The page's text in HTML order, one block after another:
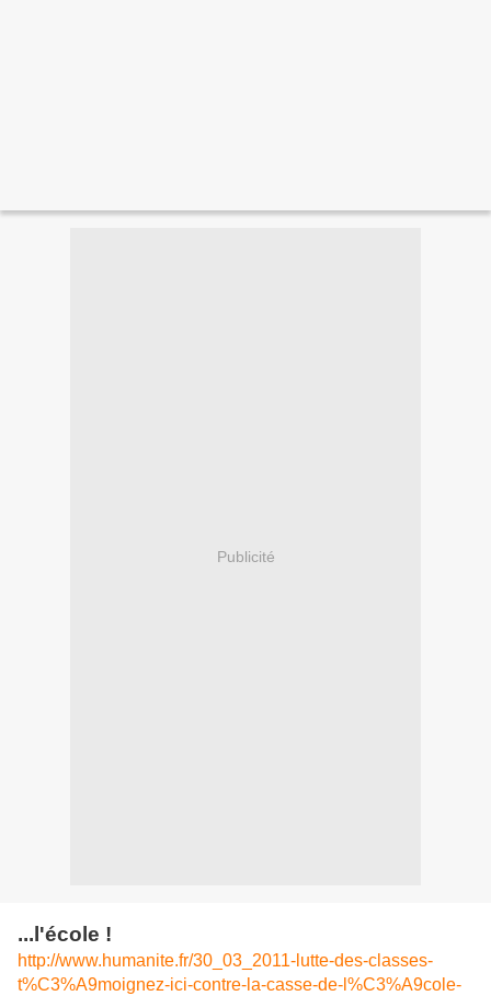
Publicité
...l'école !
http://www.humanite.fr/30_03_2011-lutte-des-classes-
t%C3%A9moignez-ici-contre-la-casse-de-l%C3%A9cole-